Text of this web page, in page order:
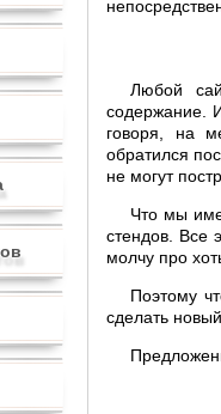
Любой
содержание.
говоря, на
обратился
не могут
Что мы
стендов. Все
молчу про
Поэтому
сделать